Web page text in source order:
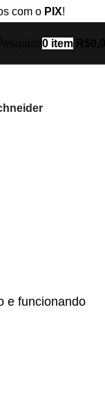
com o PIX!
0 item
e funcionando